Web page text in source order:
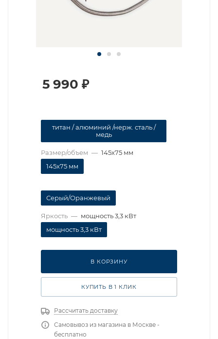
5 990 ₽
титан / алюминий /нерж. сталь /
медь
Размер/объем — 145х75 мм
145х75 мм
Серый/Оранжевый
Яркость — мощность 3,3 кВт
мощность 3,3 кВт
В КОРЗИНУ
КУПИТЬ В 1 КЛИК
Рассчитать доставку
Самовывоз из магазина в Москве -
бесплатно